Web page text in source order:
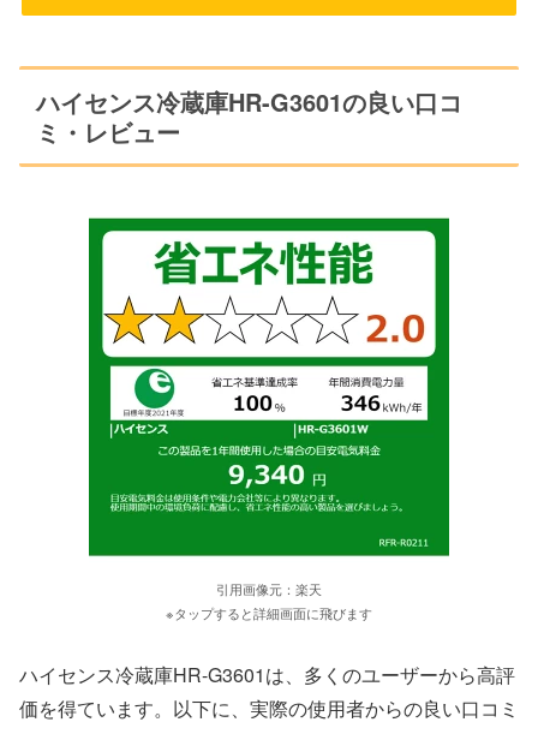
ハイセンス冷蔵庫HR-G3601の良い口コ
ミ・レビュー
引用画像元：楽天
※タップすると詳細画面に飛びます
ハイセンス冷蔵庫HR-G3601は、多くのユーザーから高評
価を得ています。以下に、実際の使用者からの良い口コミ